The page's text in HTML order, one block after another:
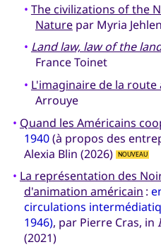
• The civilizations of the
Naturepar Myria Jehlen
• Land law, law of the
France Toinet
• L'imaginaire de la route
Arrouye
• Quand les Américains
1940(à propos des
Alexia Blin (2026)
NOUVEAU
• La représentation des
d'animation américain :
circulations
1946), par Pierre Cras, in
(2021)